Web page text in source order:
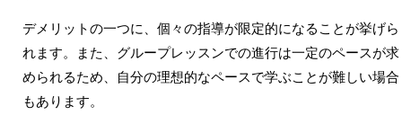
デメリットの一つに、個々の指導が限定的になることが挙げら
れます。また、グループレッスンでの進行は一定のペースが求
められるため、自分の理想的なペースで学ぶことが難しい場合
もあります。